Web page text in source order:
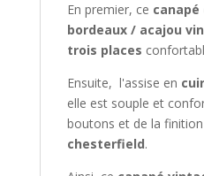
En premier, ce
bordeaux / acajou
trois places
Ensuite, l'assise en
elle est souple et
boutons et de la
chesterfield.